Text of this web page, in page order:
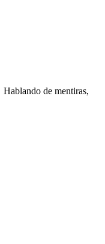
de mentiras,